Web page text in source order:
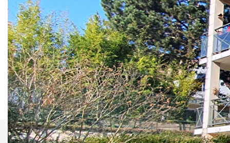
calme et sécurisée, APPARTEMENT 3 PIÈCES DE 60 m²
en rez-de-jardin comprenant : entrée avec placard, séjour
ouvrant sur terrasse et jardin , cuisine indépendante
(ouverture possible), dégagement, 2 chambres, salle de
bains et WC séparés. Cave et parking sous sol. Travaux à
prévoir pour cet appartement idéalement situé proche de
toutes commodités (transports, commerces, écoles).
Nos honoraires Nous contacter
Imprimer